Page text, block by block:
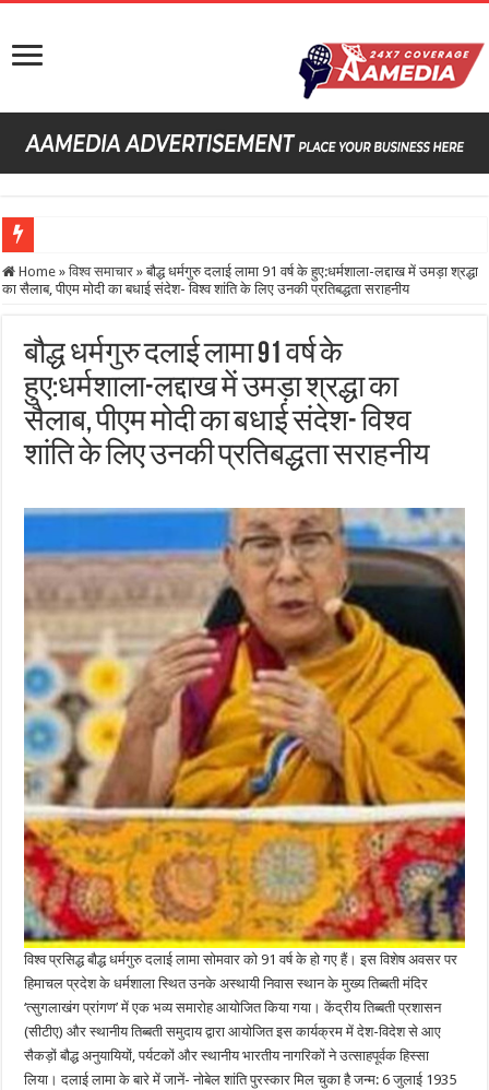
Home » विश्व समाचार » बौद्ध धर्मगुरु दलाई लामा 91 वर्ष के हुए:धर्मशाला-लद्दाख में उमड़ा श्रद्धा
का सैलाब, पीएम मोदी का बधाई संदेश- विश्व शांति के लिए उनकी प्रतिबद्धता सराहनीय
बौद्ध धर्मगुरु दलाई लामा 91 वर्ष के
हुए:धर्मशाला-लद्दाख में उमड़ा श्रद्धा का
सैलाब, पीएम मोदी का बधाई संदेश- विश्व
शांति के लिए उनकी प्रतिबद्धता सराहनीय
विश्व प्रसिद्ध बौद्ध धर्मगुरु दलाई लामा सोमवार को 91 वर्ष के हो गए हैं। इस विशेष अवसर पर
हिमाचल प्रदेश के धर्मशाला स्थित उनके अस्थायी निवास स्थान के मुख्य तिब्बती मंदिर
‘त्सुगलाखंग प्रांगण’ में एक भव्य समारोह आयोजित किया गया। केंद्रीय तिब्बती प्रशासन
(सीटीए) और स्थानीय तिब्बती समुदाय द्वारा आयोजित इस कार्यक्रम में देश-विदेश से आए
सैकड़ों बौद्ध अनुयायियों, पर्यटकों और स्थानीय भारतीय नागरिकों ने उत्साहपूर्वक हिस्सा
लिया। दलाई लामा के बारे में जानें- नोबेल शांति पुरस्कार मिल चुका है जन्म: 6 जुलाई 1935